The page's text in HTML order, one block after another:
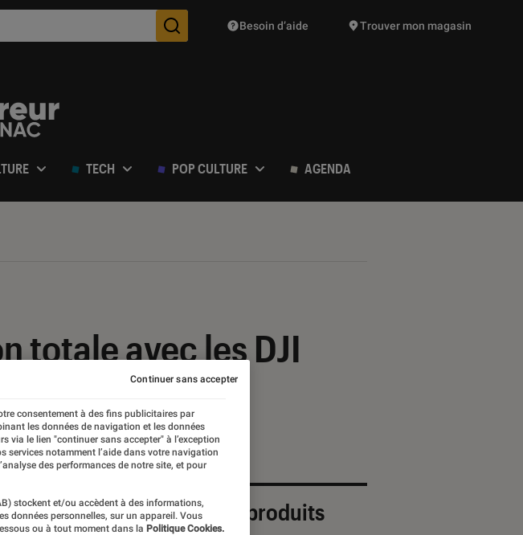
Des suggestions de produits vont vous être proposées
Besoin d’aide Trouver mon magasin
TECH POP CULTURE AGENDA
totale avec les DJI
Sélection de produits
consentement à des fins publicitaires par
les données de navigation et les données
via le lien "continuer sans accepter" à l’exception
services notamment l’aide dans votre navigation
des performances de notre site, et pour
stockent et/ou accèdent à des informations,
données personnelles, sur un appareil. Vous
ou à tout moment dans la Politique Cookies.
Continuer sans accepter